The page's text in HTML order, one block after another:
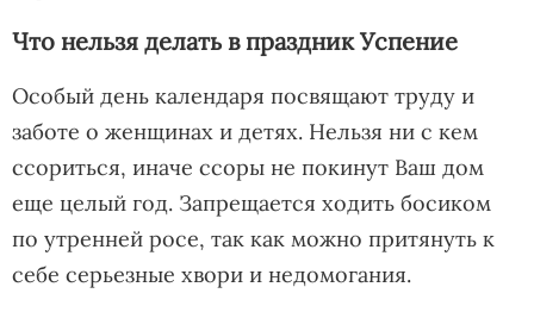
Что нельзя делать в праздник Успение
Особый день календаря посвящают труду и
заботе о женщинах и детях. Нельзя ни с кем
ссориться, иначе ссоры не покинут Ваш дом
еще целый год. Запрещается ходить босиком
по утренней росе, так как можно притянуть к
себе серьезные хвори и недомогания.